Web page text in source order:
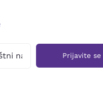
Prijavite se